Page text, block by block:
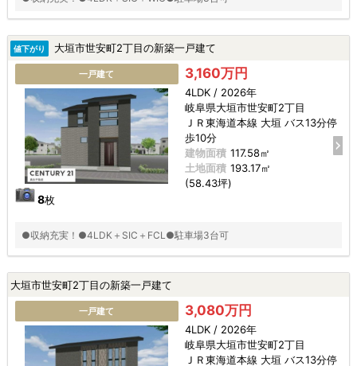
値下がり 大垣市世安町2丁目の新築一戸建て
一戸建て
8枚
3,160万円
4LDK / 2026年
岐阜県大垣市世安町2丁目
ＪＲ東海道本線 大垣 バス13分停
歩10分
建物面積 117.58㎡
土地面積 193.17㎡
(58.43坪)
●収納充実！●4LDK＋SIC＋FCL●駐車場3台可
大垣市世安町2丁目の新築一戸建て
一戸建て 3,080万円
4LDK / 2026年
岐阜県大垣市世安町2丁目
ＪＲ東海道本線 大垣 バス13分停